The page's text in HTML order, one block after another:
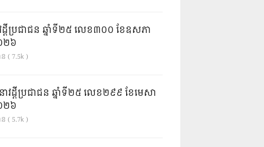
តីប្រជាជន ឆ្នាំទី២៥ លេខ៣០០ ខែឧសភា
២៦
( 7.5k )
វដ្ដីប្រជាជន ឆ្នាំទី២៥ លេខ២៩៩ ខែមេសា
២៦
( 5.7k )